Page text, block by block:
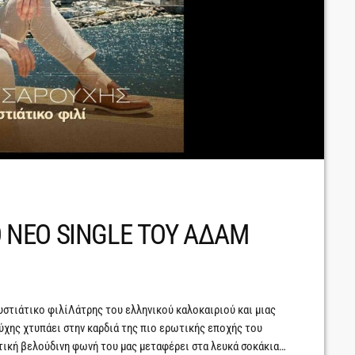
ΝΕΟ SINGLE ΤΟΥ ΑΔΑΜ
φιλίΛάτρης του ελληνικού καλοκαιριού και μιας
χτυπάει στην καρδιά της πιο ερωτικής εποχής του
βελούδινη φωνή του μας μεταφέρει στα λευκά σοκάκια